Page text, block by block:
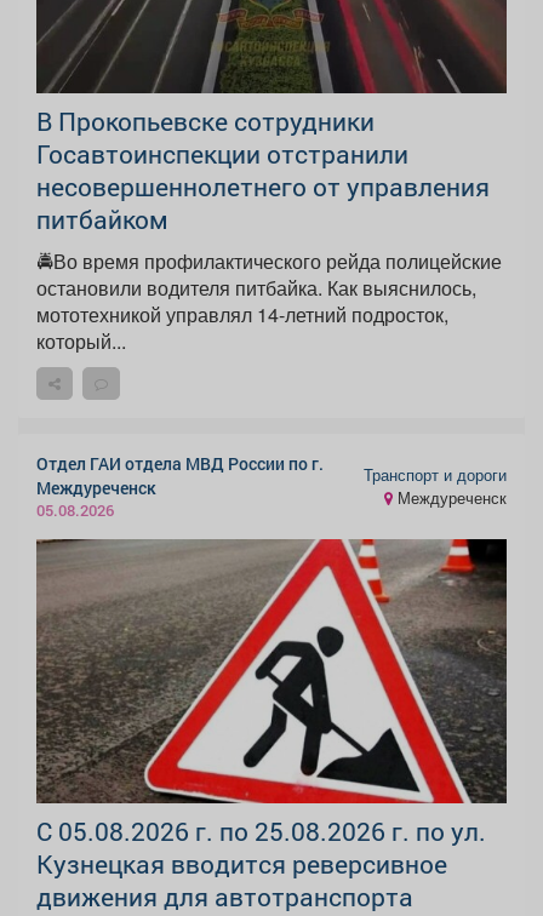
В Прокопьевске сотрудники
Госавтоинспекции отстранили
несовершеннолетнего от управления
питбайком
🚔Во время профилактического рейда полицейские
остановили водителя питбайка. Как выяснилось,
мототехникой управлял 14-летний подросток,
который...
Отдел ГАИ отдела МВД России по г.
Междуреченск
05.08.2026
Транспорт и дороги
Междуреченск
С 05.08.2026 г. по 25.08.2026 г. по ул.
Кузнецкая вводится реверсивное
движения для автотранспорта